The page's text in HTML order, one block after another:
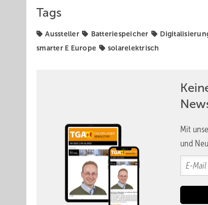
Tags
Aussteller Batteriespeicher
smarter E Europe
solarelektrisch
Mit
und